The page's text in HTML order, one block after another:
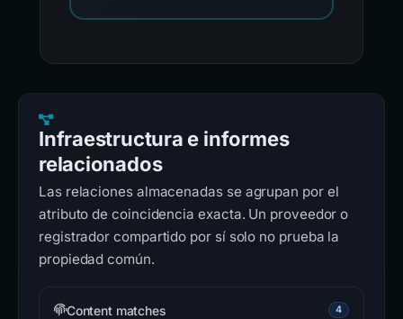
Infraestructura e informes
relacionados
Las relaciones almacenadas se agrupan por el
atributo de coincidencia exacta. Un proveedor o
registrador compartido por sí solo no prueba la
propiedad común.
Content matches 4